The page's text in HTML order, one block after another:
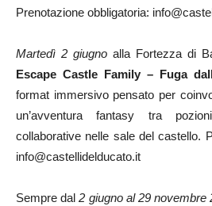
Prenotazione obbligatoria:
Martedì 2 giugno alla Fortezza di
Escape Castle Family – Fuga
format immersivo pensato per
un’avventura fantasy tra
collaborative nelle sale del castello.
info@castellidelducato.it
Sempre dal2 giugno al 29 novembre